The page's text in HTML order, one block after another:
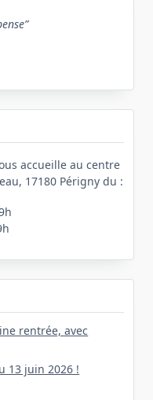
accueille au centre
17180 Périgny du :
rentrée, avec
13 juin 2026 !